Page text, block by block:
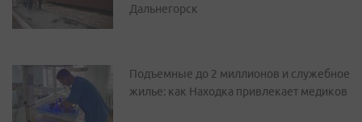
Дальнегорск
Подъемные до 2 миллионов и служебное
жилье: как Находка привлекает медиков